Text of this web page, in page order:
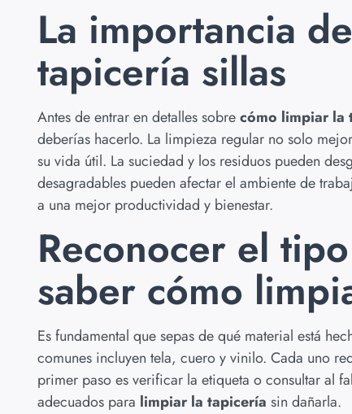
La importancia
tapicería sillas
Antes de entrar en detalles sobrecómo limpiar la
deberías hacerlo. La limpieza regular no solo
su vida útil. La suciedad y los residuos pueden
desagradables pueden afectar el ambiente de
a una mejor productividad y bienestar.
Reconocer el
saber cómo
Es fundamental que sepas de qué material está
comunes incluyen tela, cuero y vinilo. Cada uno
primer paso es verificar la etiqueta o consultar al
adecuados para limpiar la tapicería sin dañarla.